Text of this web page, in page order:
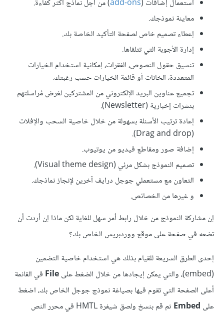
استعمال إضافات (add-ons) من أجل نماذج أكثر كفاءة.
معاينة نموذجك.
إعطاء تصميم خاص لصفحة التأكيد الخاصة بك.
إدارة الأجوبة التي تتلقاها.
تنسيق حقول النصوص، الفقرات، إمكانية استخدام الخيارات
المتعددة، الخانات أو قائمة الخيارات حسب رغبتك.
تجميع عناوين البريد الإلكتروني من المشتركين لغرض مُراسلتهم
بنشرات إخبارية (Newsletter).
إعادة ترتيب الأسئلة بسهولة من خلال خاصية السحب والإفلات
(Drag and drop).
إضافة صور ومقاطع فيديو من يوتيوب.
تصميم النموذج بشكل مرئي (Visual theme design).
التعاون مع مستعملي جوجل درايف آخرين لإنجاز نماذجك.
و غيرها من الخصائص.
إن مشاركة النموذج من خلال رابط أمر سهل للغاية لكن ماذا إن أردت أن
تضعه في صفحة على موقع ووردبريس الخاص بك؟
إحدى الطرق السريعة للقيام بذلك هي استخدام خاصية التضمين
(embed)، والتي يمكن إيجادها من خلال الضغط على
File في القائمة
أعلى الصفحة التي تقوم فيها بصياغة نموذج جوجل الخاص بك، اضغط
على Embed
ثم قم بنسخ ولصق شيفرة HMTL في محرر النص